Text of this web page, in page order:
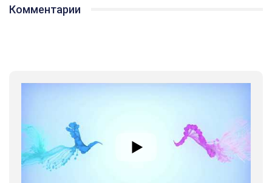
Комментарии